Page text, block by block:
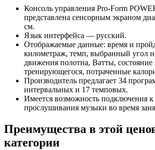
Консоль управления Pro-Form
представлена сенсорным экраном
см.
Язык интерфейса — русский.
Отображаемые данные: время и
километраж, темп, выбранный угол
движения полотна, Ватты, состояние
тренирующегося, потраченные
Производитель предлагает 34
интервальных и 17 темповых.
Имеется возможность подключения к
прослушивания музыки во время
Преимущества в этой
категории